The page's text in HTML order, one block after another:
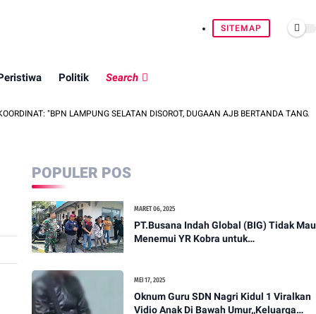
SITEMAP
Politik Search
LAMPUNG SELATAN DISOROT, DUGAAN AJB BERTANDA TANGAN ORANG
POPULER POS
MARET 06, 2025
PT.Busana Indah Global (BIG) Tidak Mau
Menemui YR Kobra untuk
MEI 17, 2025
Oknum Guru SDN Nagri Kidul 1 Viralkan
Vidio Anak Di Bawah Umur,,Keluarga